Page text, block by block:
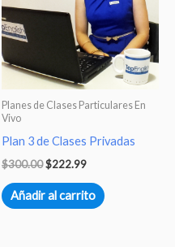
Planes de Clases Particulares En
Vivo
Plan 3 de Clases Privadas
$300.00$222.99
Añadir al carrito